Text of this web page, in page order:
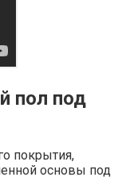
пол под
покрытия,
основы под